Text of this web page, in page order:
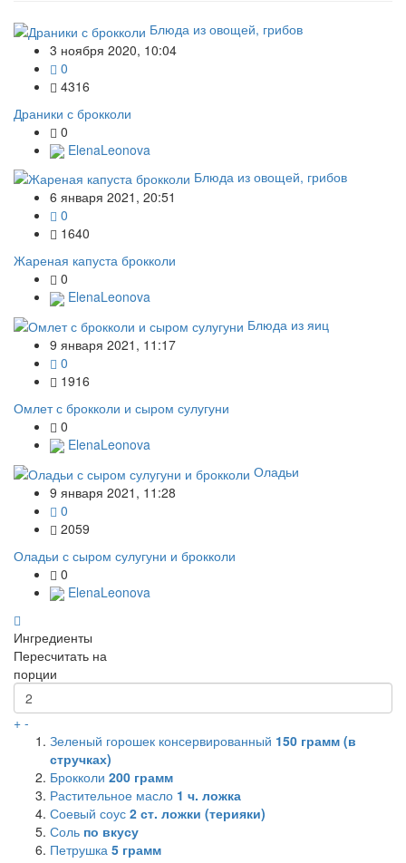
Блюда из овощей, грибов
3 ноября 2020, 10:04
0
4316
Драники с брокколи
0
ElenaLeonova
Блюда из овощей, грибов
6 января 2021, 20:51
0
1640
Жареная капуста брокколи
0
ElenaLeonova
Блюда из яиц
9 января 2021, 11:17
0
1916
Омлет с брокколи и сыром сулугуни
0
ElenaLeonova
Оладьи
9 января 2021, 11:28
0
2059
Оладьи с сыром сулугуни и брокколи
0
ElenaLeonova
Ингредиенты
Пересчитать на
порции
+ -
Зеленый горошек консервированный 150 грамм (в
стручках)
Брокколи 200 грамм
Растительное масло 1 ч. ложка
Соевый соус 2 ст. ложки (терияки)
Соль по вкусу
Петрушка 5 грамм